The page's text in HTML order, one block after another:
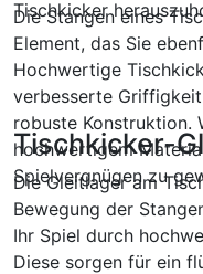
Tischkicker
Die Stangen eines
Element, das Sie
Hochwertige
verbesserte
robuste Konstruktion.
hochwertigem
Spielvergnügen zu
Tischkicker-
Die Gleitlager am
Bewegung der
Ihr Spiel durch
Diese sorgen für ein